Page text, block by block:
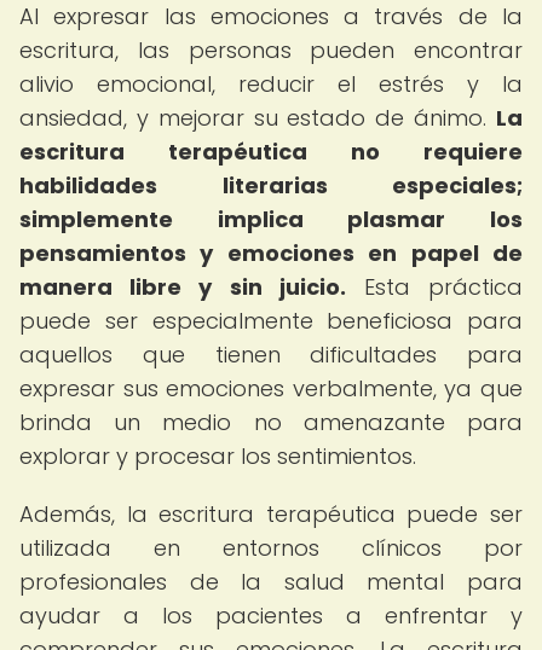
Al expresar las emociones a través de la
escritura, las personas pueden encontrar
alivio emocional, reducir el estrés y la
ansiedad, y mejorar su estado de ánimo. La
escritura terapéutica no requiere
habilidades literarias especiales;
simplemente implica plasmar los
pensamientos y emociones en papel de
manera libre y sin juicio. Esta práctica
puede ser especialmente beneficiosa para
aquellos que tienen dificultades para
expresar sus emociones verbalmente, ya que
brinda un medio no amenazante para
explorar y procesar los sentimientos.
Además, la escritura terapéutica puede ser
utilizada en entornos clínicos por
profesionales de la salud mental para
ayudar a los pacientes a enfrentar y